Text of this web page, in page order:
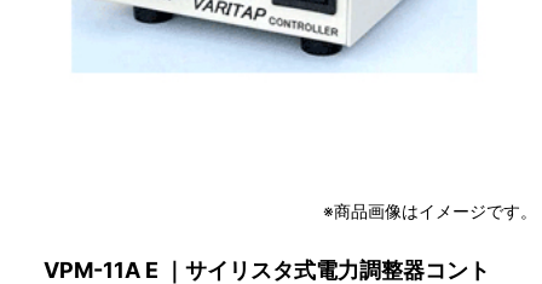
※商品画像はイメージです。
VPM-11A E ｜サイリスタ式電力調整器コント